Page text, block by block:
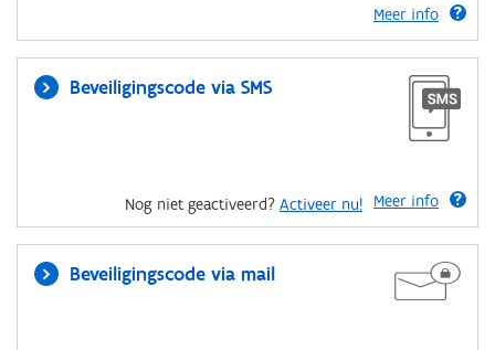
Meer info
Beveiligingscode via SMS
Meer info
Nog niet geactiveerd? Activeer nu!
Beveiligingscode via mail